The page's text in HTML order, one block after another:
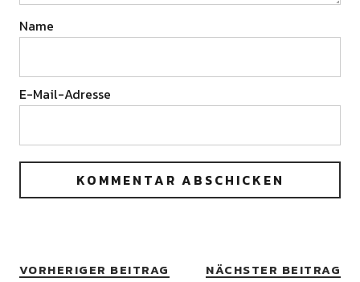
Name
E-Mail-Adresse
VORHERIGER BEITRAG NÄCHSTER BEITRAG